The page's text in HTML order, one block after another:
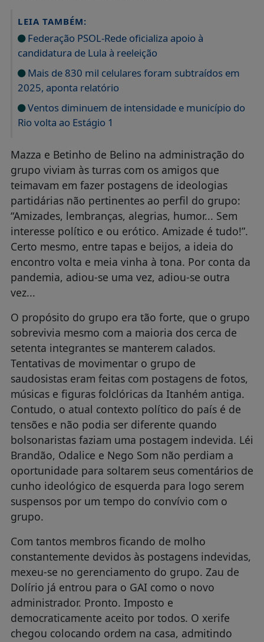
LEIA TAMBÉM:
Federação PSOL-Rede oficializa apoio à
candidatura de Lula à reeleição
Mais de 830 mil celulares foram subtraídos em
2025, aponta relatório
Ventos diminuem de intensidade e município do
Rio volta ao Estágio 1
Mazza e Betinho de Belino na administração do
grupo viviam às turras com os amigos que
teimavam em fazer postagens de ideologias
partidárias não pertinentes ao perfil do grupo:
“Amizades, lembranças, alegrias, humor... Sem
interesse político e ou erótico. Amizade é tudo!”.
Certo mesmo, entre tapas e beijos, a ideia do
encontro volta e meia vinha à tona. Por conta da
pandemia, adiou-se uma vez, adiou-se outra
vez...
O propósito do grupo era tão forte, que o grupo
sobrevivia mesmo com a maioria dos cerca de
setenta integrantes se manterem calados.
Tentativas de movimentar o grupo de
saudosistas eram feitas com postagens de fotos,
músicas e figuras folclóricas da Itanhém antiga.
Contudo, o atual contexto político do país é de
tensões e não podia ser diferente quando
bolsonaristas faziam uma postagem indevida. Léi
Brandão, Odalice e Nego Som não perdiam a
oportunidade para soltarem seus comentários de
cunho ideológico de esquerda para logo serem
suspensos por um tempo do convívio com o
grupo.
Com tantos membros ficando de molho
constantemente devidos às postagens indevidas,
mexeu-se no gerenciamento do grupo. Zau de
Dolírio já entrou para o GAI como o novo
administrador. Pronto. Imposto e
democraticamente aceito por todos. O xerife
chegou colocando ordem na casa, admitindo